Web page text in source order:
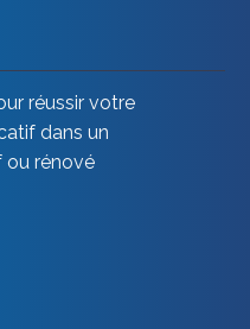
réussir votre
dans un
ou rénové